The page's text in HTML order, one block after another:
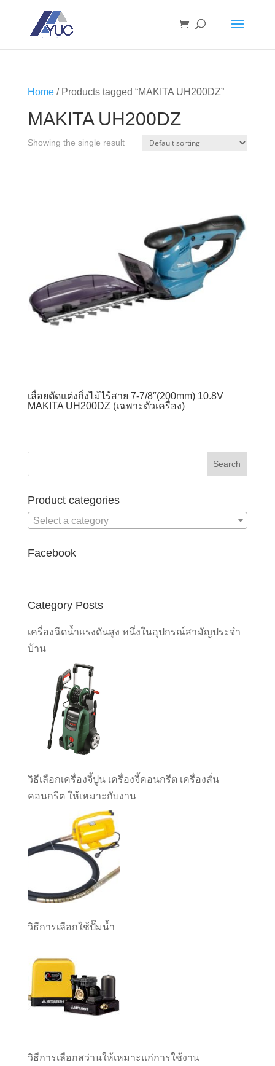
Home/ Products tagged “MAKITA UH200DZ”
MAKITA UH200DZ
Showing the single result
เลื่อยตัดแต่งกิ่งไม้ไร้สาย 7-7/8″(200mm) 10.8V
MAKITA UH200DZ (เฉพาะตัวเครื่อง)
Product categories
Select a category
Facebook
Category Posts
เครื่องฉีดน้ำแรงดันสูง หนึ่งในอุปกรณ์สามัญประจำ
บ้าน
วิธีเลือกเครื่องจี้ปูน เครื่องจี้คอนกรีต เครื่องสั่น
คอนกรีต ให้เหมาะกับงาน
วิธีการเลือกใช้ปั๊มน้ำ
วิธีการเลือกสว่านให้เหมาะแก่การใช้งาน